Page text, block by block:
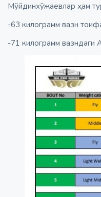
Мўйдинхўжаевлар ҳам
-63 килограмм вазн
-71 килограмм